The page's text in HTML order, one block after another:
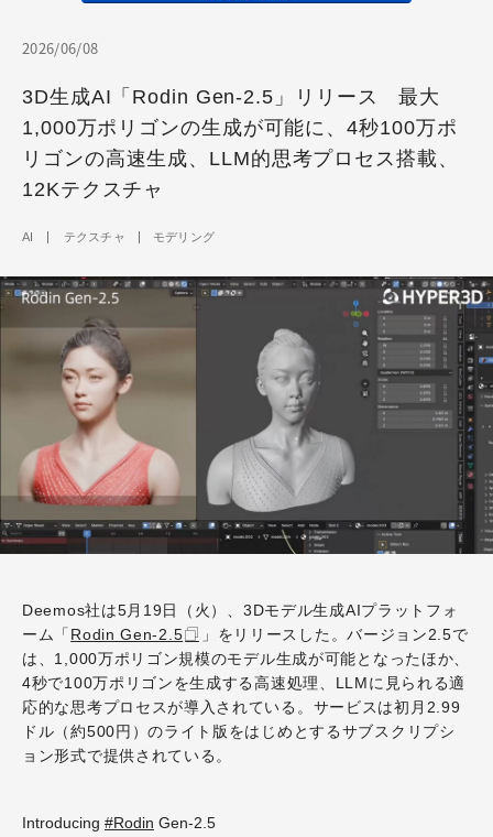
2026/06/08
3D生成AI「Rodin Gen-2.5」リリース 最大
1,000万ポリゴンの生成が可能に、4秒100万ポ
リゴンの高速生成、LLM的思考プロセス搭載、
12Kテクスチャ
AI テクスチャ モデリング
Deemos社は5月19日（火）、3Dモデル生成AIプラットフォ
ーム「 Rodin Gen-2.5
」をリリースした。バージョン2.5で
は、1,000万ポリゴン規模のモデル生成が可能となったほか、
4秒で100万ポリゴンを生成する高速処理、LLMに見られる適
応的な思考プロセスが導入されている。サービスは初月2.99
ドル（約500円）のライト版をはじめとするサブスクリプシ
ョン形式で提供されている。
Introducing #Rodin Gen-2.5